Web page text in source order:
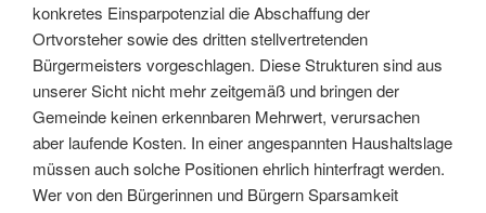
konkretes Einsparpotenzial die Abschaffung der
Ortvorsteher sowie des dritten stellvertretenden
Bürgermeisters vorgeschlagen. Diese Strukturen sind aus
unserer Sicht nicht mehr zeitgemäß und bringen der
Gemeinde keinen erkennbaren Mehrwert, verursachen
aber laufende Kosten. In einer angespannten Haushaltslage
müssen auch solche Positionen ehrlich hinterfragt werden.
Wer von den Bürgerinnen und Bürgern Sparsamkeit